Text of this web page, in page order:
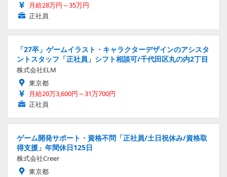
月給28万円～35万円
正社員
「27卒」ゲームイラスト・キャラクターデザインのアシスタ
ントスタッフ「正社員」シフト相談可/千代田区丸の内2丁目
株式会社ELM
東京都
月給20万3,600円～31万700円
正社員
ゲーム開発サポート・資格不問「正社員/土日祝休み/資格取
得支援」年間休日125日
株式会社Creer
東京都